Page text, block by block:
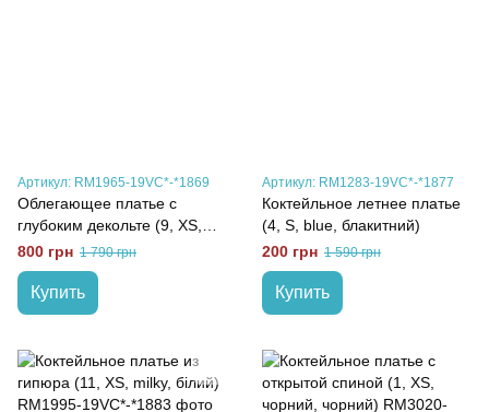
Артикул: RM1965-19VC*-*1869
Облегающее платье с
глубоким декольте (9, XS,
gray, сірий)
800 грн 1 790 грн
Купить
Артикул: RM1283-19VC*-*1877
Коктейльное летнее платье
(4, S, blue, блакитний)
200 грн 1 590 грн
Купить